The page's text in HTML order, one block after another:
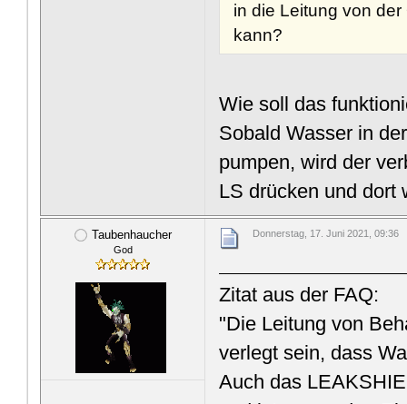
in die Leitung von
kann?
Wie soll das
Sobald Wasser in
pumpen, wird der
LS drücken und dort
Taubenhaucher
God
Donnerstag, 17. Juni 2021, 09:36
Zitat aus der FAQ:
"Die Leitung von
verlegt sein, dass
Auch das